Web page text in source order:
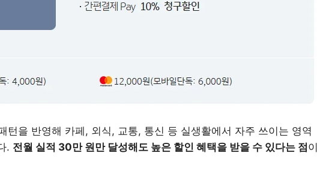
턴을 반영해 카페, 외식, 교통, 통신 등 실생활에서 자주 쓰이는 영역
. 전월 실적 30만 원만 달성해도 높은 할인 혜택을 받을 수 있다는 점 이